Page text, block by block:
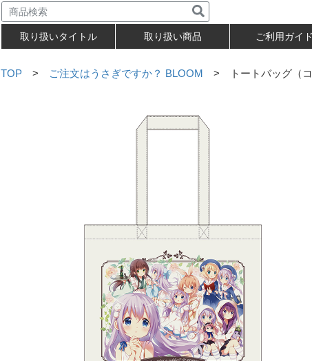
取り扱いタイトル 取り扱い商品 ご利用ガイド
TOP > ご注文はうさぎですか？ BLOOM > トートバッグ（コ